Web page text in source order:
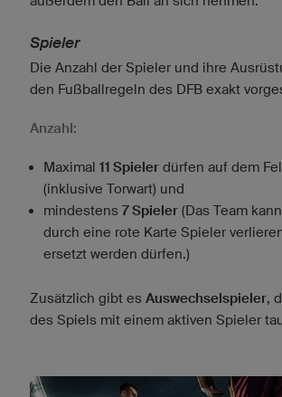
Spieler
Die Anzahl der Spieler und ihre
den Fußballregeln des DFB exakt
Anzahl:
Maximal 11 Spieler dürfen auf dem
(inklusive Torwart) und
mindestens 7 Spieler (Das Team
durch eine rote Karte Spieler
ersetzt werden dürfen.)
Zusätzlich gibt es Auswechselspieler,
des Spiels mit einem aktiven Spieler